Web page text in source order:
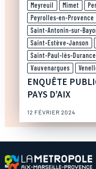
Meyreuil
Mimet
Peyrolles-en-Provence
Saint-Antonin-sur-
Saint-Estève-Janson
Saint-Paul-lès-Durance
Vauvenargues
ENQUÊTE
PAYS D’AIX
12 FÉVRIER 2024